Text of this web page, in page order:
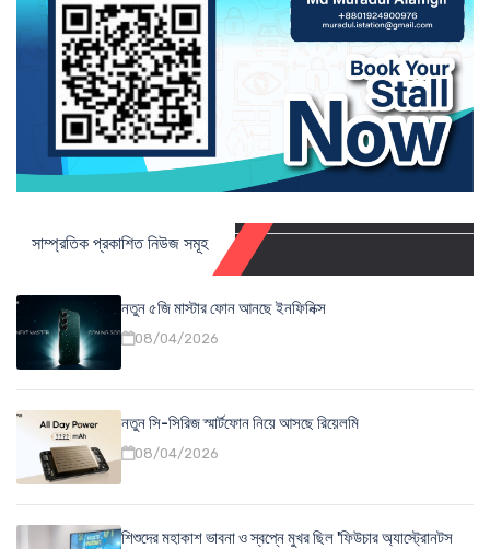
সাম্প্রতিক প্রকাশিত নিউজ সমূহ
নতুন ৫জি মাস্টার ফোন আনছে ইনফিনিক্স
08/04/2026
নতুন সি-সিরিজ স্মার্টফোন নিয়ে আসছে রিয়েলমি
08/04/2026
শিশুদের মহাকাশ ভাবনা ও স্বপ্নে মুখর ছিল 'ফিউচার অ্যাস্ট্রোনটস